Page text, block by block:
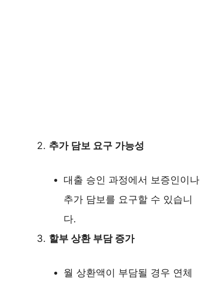
추가 담보 요구 가능성
대출 승인 과정에서 보증인이나
추가 담보를 요구할 수 있습니
다.
할부 상환 부담 증가
월 상환액이 부담될 경우 연체